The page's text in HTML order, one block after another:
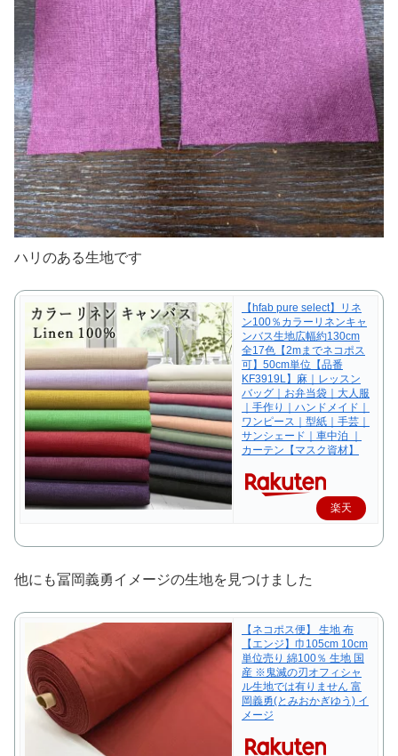
ハリのある生地です
【hfab pure select】リネ
ン100％カラーリネンキャ
ンバス生地広幅約130cm
全17色【2mまでネコポス
可】50cm単位【品番
KF3919L】麻｜レッスン
バッグ｜お弁当袋｜大人服
｜手作り｜ハンドメイド｜
ワンピース｜型紙｜手芸｜
サンシェード｜車中泊 ｜
カーテン【マスク資材】
楽天
他にも冨岡義勇イメージの生地を見つけました
【ネコポス便】 生地 布
【エンジ】巾105cm 10cm
単位売り 綿100％ 生地 国
産 ※鬼滅の刃オフィシャ
ル生地では有りません 富
岡義勇(とみおかぎゆう) イ
メージ